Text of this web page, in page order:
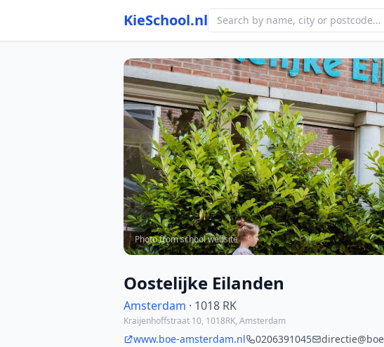
KieSchool.nl
Photo from school website
Oostelijke Eilanden
Amsterdam · 1018 RK
Kraijenhoffstraat 10, 1018RK, Amsterdam
www.boe-amsterdam.nl 0206391045